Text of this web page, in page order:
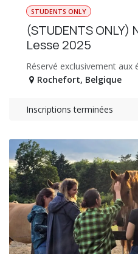
STUDENTS ONLY
(STUDENTS
Lesse 2025
Réservé exclusivement aux
Rochefort, Belgique
Inscriptions terminées